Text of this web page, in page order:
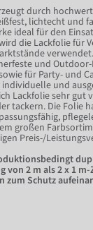
durch
lichtecht und
ideal für den
die Lackfolie für
und
für Party- und
individuelle und
Lackfolie sehr gut
tackern. Die Folie
großen
Preis-/
von 2 m als 2 x 1
zum Schutz